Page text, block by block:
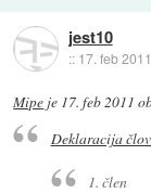
jest10
:: 17. feb
Mipe je 17. feb 2011
Deklaracija
1. člen